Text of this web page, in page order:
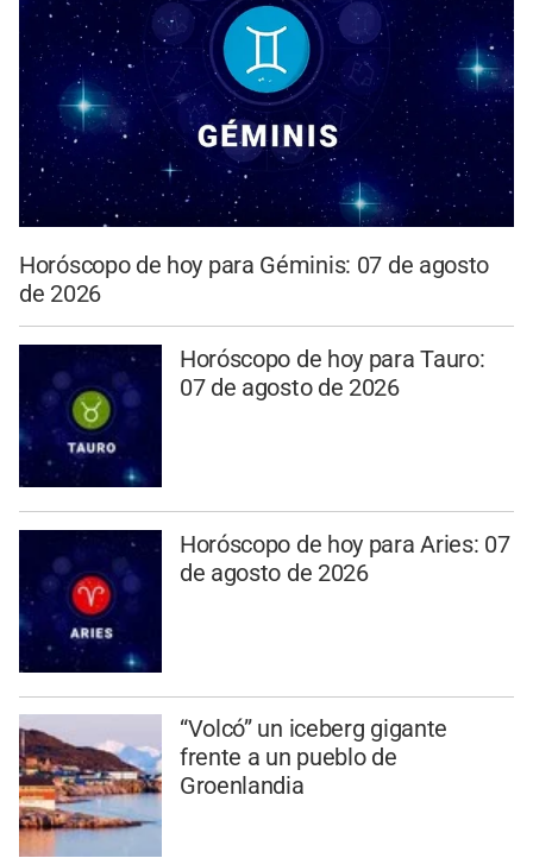
Horóscopo de hoy para Géminis: 07 de agosto
de 2026
Horóscopo de hoy para Tauro:
07 de agosto de 2026
Horóscopo de hoy para Aries: 07
de agosto de 2026
“Volcó” un iceberg gigante
frente a un pueblo de
Groenlandia